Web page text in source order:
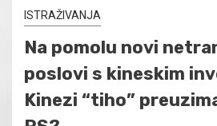
ISTRAŽIVANJA
Na pomolu novi
poslovi s kineskim
Kinezi “tiho”